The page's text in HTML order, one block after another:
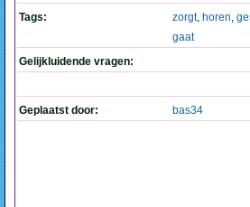
Tags:
zorgt, horen,
gaat
Gelijkluidende vragen:
Geplaatst door: bas34